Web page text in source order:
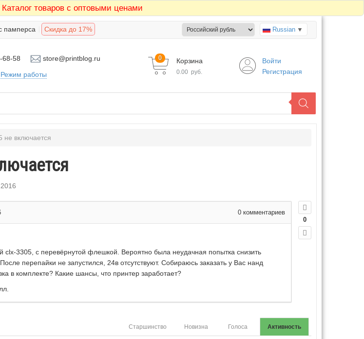
Каталог товаров с оптовыми ценами
памперса Скидка до 17% Russian ▼
68-58 store@printblog.ru
Режим работы
Корзина
0
0.00 руб.
Войти
Регистрация
не включается
0
0 комментариев
clx-3305, с перевёрнутой флешкой. Вероятно была неудачная попытка снизить
перепайки не запустился, 24в отсутствуют. Собираюсь заказать у Вас нанд
в комплекте? Какие шансы, что принтер заработает?
Активность
Голоса
Новизна
Старшинство